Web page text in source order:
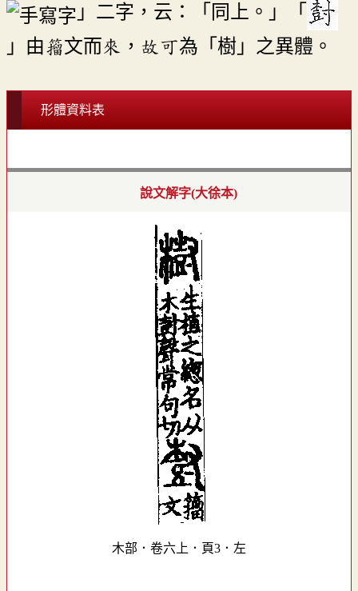
」二字，云：「同上。」「
」由籀文而來，故可為「樹」之異體。
形體資料表
說文解字(大徐本)
木部．卷六上．頁3．左